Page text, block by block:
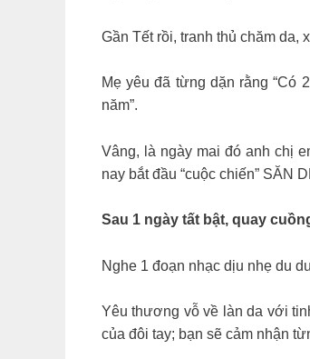
Gần Tết rồi, tranh thủ chăm
Mẹ yêu đã từng dặn rằng “Có
năm”.
Vâng, là ngày mai đó anh chị
nay bắt đầu “cuộc chiến” SĂN
Sau 1 ngày tất bật, quay
Nghe 1 đoạn nhạc dịu nhẹ du
Yêu thương vỗ về làn da với
của đôi tay; bạn sẽ cảm nhận